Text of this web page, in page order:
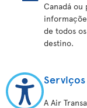
Canadá ou
de todos
destino.
A Air